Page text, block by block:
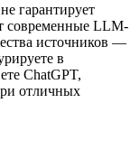
гарантирует
современные LLM-
источников —
в
ChatGPT,
отличных